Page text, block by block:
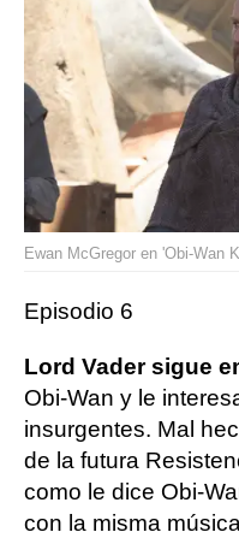
Ewan McGregor en 'Obi-Wan
Episodio 6
Lord Vader sigue
Obi-Wan y le
insurgentes. Mal
de la futura
como le dice Obi-
con la misma